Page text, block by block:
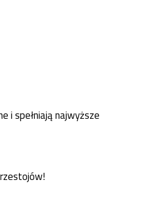
i spełniają najwyższe